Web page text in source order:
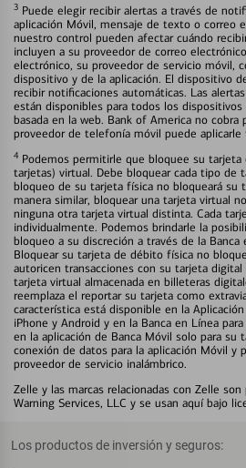
3 Puede elegir recibir alertas a través de
aplicación Móvil, mensaje de texto o correo
nuestro control pueden afectar cuándo
incluyen a su proveedor de correo
electrónico, su proveedor de servicio móvil,
dispositivo y de la aplicación. El dispositivo
recibir notificaciones automáticas. Las
están disponibles para todos los
basada en la web. Bank of America no cobra
proveedor de telefonía móvil puede
4 Podemos permitirle que bloquee su
tarjetas) virtual. Debe bloquear cada tipo de
bloqueo de su tarjeta física no bloqueará su
manera similar, bloquear una tarjeta virtual
ninguna otra tarjeta virtual distinta. Cada
individualmente. Podemos brindarle la
bloqueo a su discreción a través de la Banca
Bloquear su tarjeta de débito física no
autoricen transacciones con su tarjeta
tarjeta virtual almacenada en billeteras
reemplaza el reportar su tarjeta como
característica está disponible en la
iPhone y Android y en la Banca en Línea
en la aplicación de Banca Móvil solo para su
conexión de datos para la aplicación Móvil y
proveedor de servicio inalámbrico.
Zelle y las marcas relacionadas con Zelle
Warning Services, LLC y se usan aquí bajo
Los productos de inversión y seguros: